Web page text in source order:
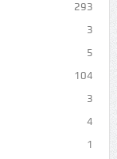
293
3
5
104
3
4
1